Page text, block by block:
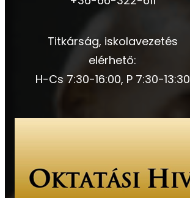
Titkárság, iskolavezetés
elérhető:
H-Cs 7:30-16:00, P 7:30-13:30